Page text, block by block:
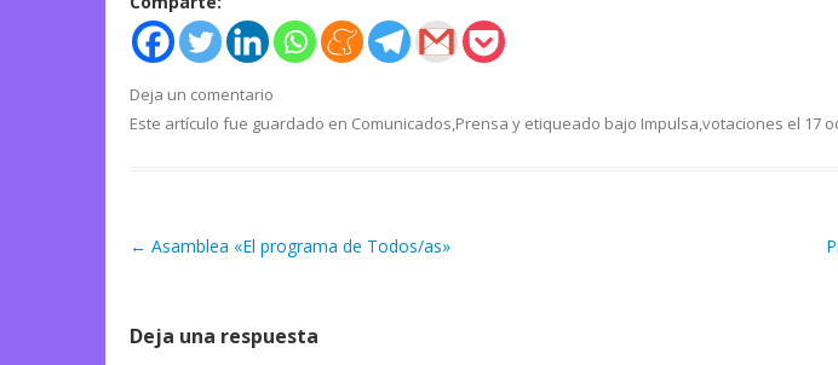
Deja un comentario
Este artículo fue guardado en Comunicados,Prensa y etiqueado bajo Impulsa,votaciones el 17
Navegación de artículos
← Asamblea «El programa de Todos/as»
Deja una respuesta